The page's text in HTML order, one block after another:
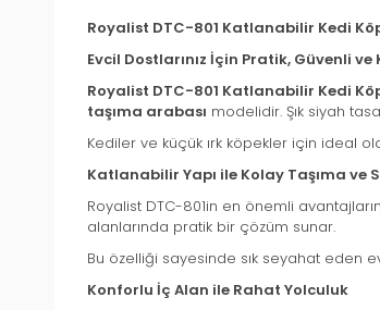
Royalist DTC-801 Katlanabilir Kedi
Evcil Dostlarınız İçin Pratik, Güvenli
Royalist DTC-801 Katlanabilir Kedi
taşıma arabası modelidir. Şık siyah
Kediler ve küçük ırk köpekler için ideal
Katlanabilir Yapı ile Kolay Taşıma ve
Royalist DTC-801in en önemli
alanlarında pratik bir çözüm sunar.
Bu özelliği sayesinde sık seyahat eden
Konforlu İç Alan ile Rahat Yolculuk